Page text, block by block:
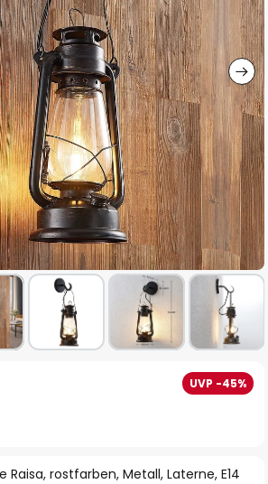
rostfarben, Metall, Laterne, E14
UVP -45%